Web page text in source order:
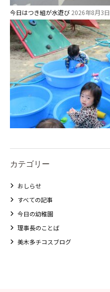
今日はつき組が水遊び 2026年8月3日
カテゴリー
おしらせ
すべての記事
今日の幼稚園
理事長のことば
美木多チコスブログ